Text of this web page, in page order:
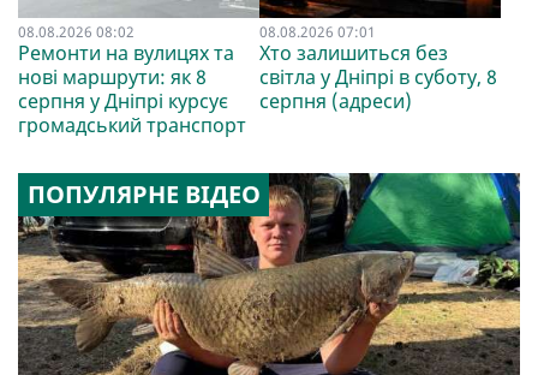
08.08.2026 08:02
Ремонти на вулицях та
нові маршрути: як 8
серпня у Дніпрі курсує
громадський транспорт
08.08.2026 07:01
Хто залишиться без
світла у Дніпрі в суботу, 8
серпня (адреси)
ПОПУЛЯРНЕ ВІДЕО